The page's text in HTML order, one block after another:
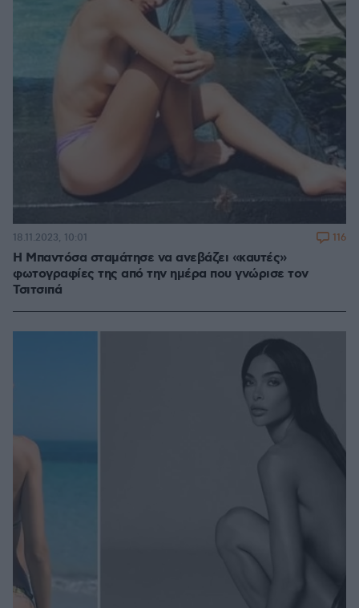
Η Μπαντόσα σταμάτησε να ανεβάζει «καυτές»
φωτογραφίες της από την ημέρα που γνώρισε τον
Τσιτσιπά
18.11.2023, 10:01 116